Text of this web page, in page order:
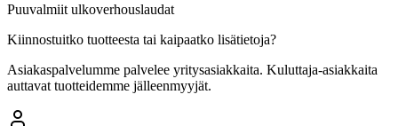
Puuvalmiit ulkoverhouslaudat
Kiinnostuitko tuotteesta tai kaipaatko lisätietoja?
Asiakaspalvelumme palvelee yritysasiakkaita. Kuluttaja-asiakkaita
auttavat tuotteidemme jälleenmyyjät.